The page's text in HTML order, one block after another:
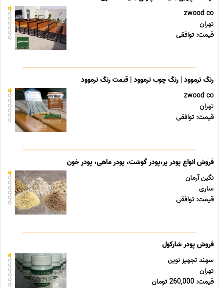
zwood co
تهران
قیمت: توافقی
رنگ ترموود | رنگ چوب ترموود | قیمت رنگ ترموود
zwood co
تهران
قیمت: توافقی
فروش انواع پودر پر،پودر گوشت، پودر ماهی، پودر خون
نگین آرمان
ساری
قیمت: توافقی
فروش پودر شارکول
سهند تجهیز نوین
تهران
قیمت: 260,000 تومان